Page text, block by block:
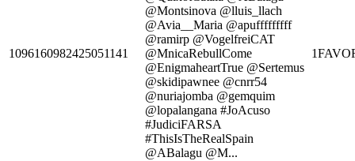
1096160982425051141
@Montsinova @lluis_llach
@Avia__Maria @apufffffffff
@ramirp @VogelfreiCAT
@MnicaRebullCome
@EnigmaheartTrue @Sertemus
@skidipawnee @cnrr54
@nuriajomba @gemquim
@lopalangana #JoAcuso
#JudiciFARSA
#ThisIsTheRealSpain
@ABalagu @M...
1